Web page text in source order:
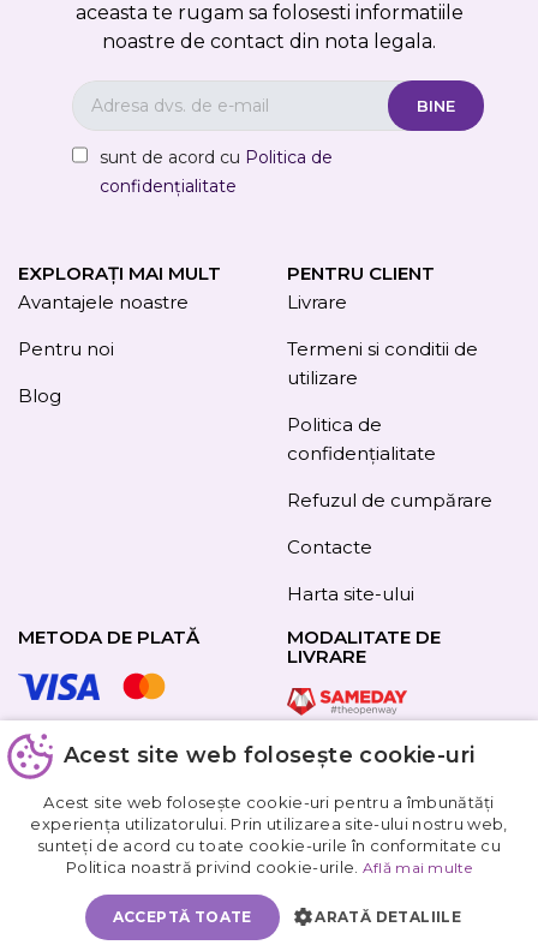
aceasta te rugam sa folosesti informatiile
noastre de contact din nota legala.
sunt de acord cu Politica de
confidențialitate
EXPLORAȚI MAI MULT
Avantajele noastre
Pentru noi
Blog
PENTRU CLIENT
Livrare
Termeni si conditii de
utilizare
Politica de
confidențialitate
Refuzul de cumpărare
Contacte
Harta site-ului
METODA DE PLATĂ
URMAȚI-NE
MODALITATE DE
LIVRARE
Obțineți
reducere
Acest site web folosește cookie-uri
Acest site web folosește cookie-uri pentru a îmbunătăți
experiența utilizatorului. Prin utilizarea site-ului nostru web,
sunteți de acord cu toate cookie-urile în conformitate cu
Politica noastră privind cookie-urile. Află mai multe
ACCEPTĂ TOATE ARATĂ DETALIILE